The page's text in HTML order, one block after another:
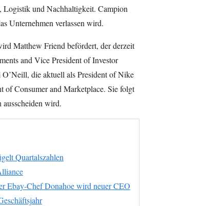
und Nachhaltigkeit. Campion
Unternehmen verlassen wird.
Matthew Friend befördert, der derzeit
and Vice President of Investor
die aktuell als President of Nike
of Consumer and Marketplace. Sie folgt
wird.
Quartalszahlen
Ebay-Chef Donahoe wird neuer CEO